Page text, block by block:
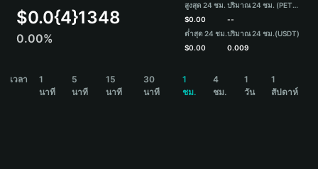
Español
Português (Brasil)
$0.0{4}1348
0.00%
สูงสุด 24 ชม.
$0.00
ต่ำสุด 24 ชม.
$0.00
ปริมาณ 24 ชม. (PETUNIA)
--
ปริมาณ 24 ชม.(USDT)
0.009
เวลา
1
นาที
5
นาที
15
นาที
30
นาที
1
ชม.
4
ชม.
1
วัน
1
สัปดาห์